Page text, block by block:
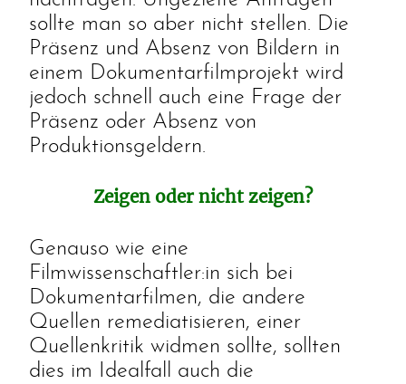
sollte man so aber nicht stellen. Die
Präsenz und Absenz von Bildern in
einem Dokumentarfilmprojekt wird
jedoch schnell auch eine Frage der
Präsenz oder Absenz von
Produktionsgeldern.
Zeigen oder nicht zeigen?
Genauso wie eine
Filmwissenschaftler:in sich bei
Dokumentarfilmen, die andere
Quellen remediatisieren, einer
Quellenkritik widmen sollte, sollten
dies im Idealfall auch die